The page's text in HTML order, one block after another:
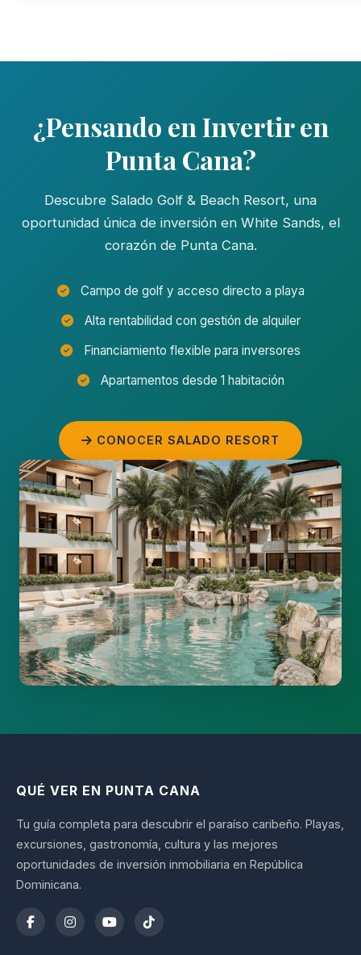
¿Pensando en Invertir en
Punta Cana?
Descubre Salado Golf & Beach Resort, una
oportunidad única de inversión en White Sands, el
corazón de Punta Cana.
Campo de golf y acceso directo a playa
Alta rentabilidad con gestión de alquiler
Financiamiento flexible para inversores
Apartamentos desde 1 habitación
CONOCER SALADO RESORT
QUÉ VER EN PUNTA CANA
Tu guía completa para descubrir el paraíso caribeño. Playas,
excursiones, gastronomía, cultura y las mejores
oportunidades de inversión inmobiliaria en República
Dominicana.